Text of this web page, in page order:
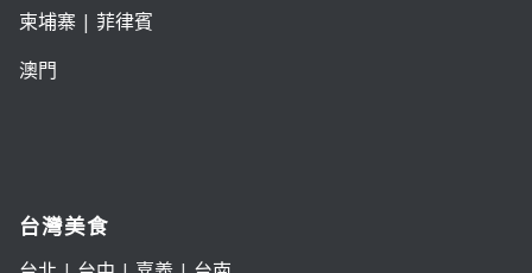
柬埔寨 | 菲律賓
澳門
台灣美食